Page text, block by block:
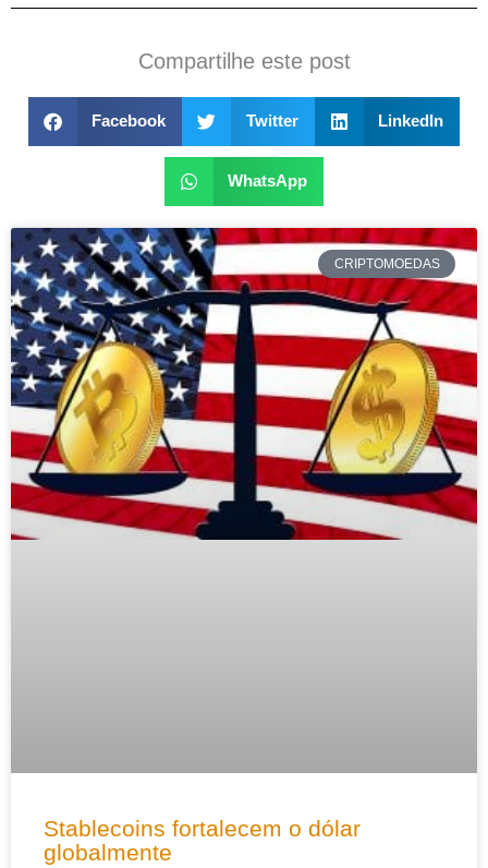
Compartilhe este post
Facebook Twitter LinkedIn
WhatsApp
CRIPTOMOEDAS
Stablecoins fortalecem o dólar
globalmente